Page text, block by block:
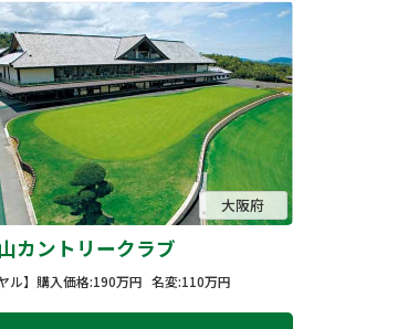
大阪府
カントリークラブ
ル】 購入価格:190万円 名変:110万円